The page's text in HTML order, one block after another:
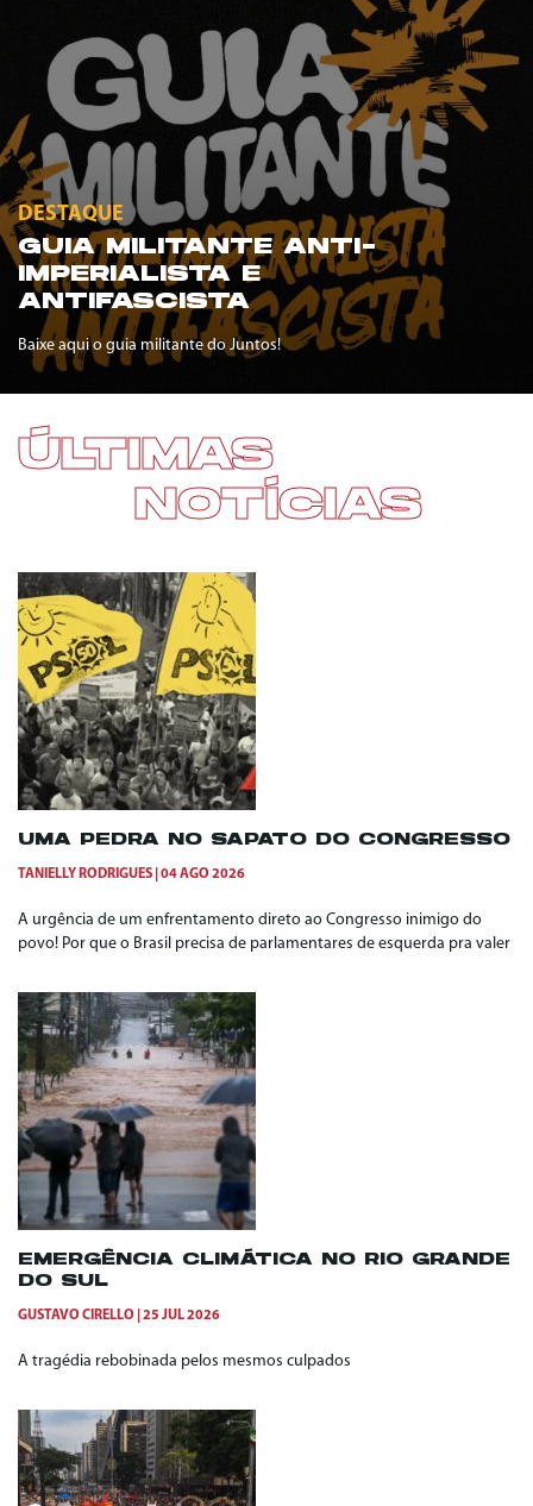
DESTAQUE
GUIA MILITANTE ANTI-
IMPERIALISTA E
ANTIFASCISTA
Baixe aqui o guia militante do Juntos!
ÚLTIMAS
NOTÍCIAS
UMA PEDRA NO SAPATO DO CONGRESSO
TANIELLY RODRIGUES 04 AGO 2026
A urgência de um enfrentamento direto ao Congresso inimigo do
povo! Por que o Brasil precisa de parlamentares de esquerda pra valer
EMERGÊNCIA CLIMÁTICA NO RIO GRANDE
DO SUL
GUSTAVO CIRELLO 25 JUL 2026
A tragédia rebobinada pelos mesmos culpados